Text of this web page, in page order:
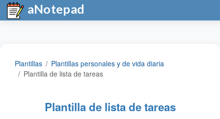
aNotepad
Plantillas
Plantillas personales y de vida diaria
Plantilla de lista de tareas
Plantilla de lista de tareas